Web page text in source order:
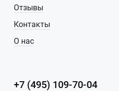
Отзывы
Контакты
О нас
+7 (495) 109-70-04